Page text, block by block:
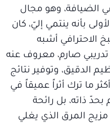
وهو مجال
بأنه ينتمي إليّ، كان
الاحترافي أشبه
صارم، معروف عنه
الدقيق، وتوفير نتائج
ما ترك أثراً عميقاً في
ذاته، بل رائحة
المرق الذي يغلي